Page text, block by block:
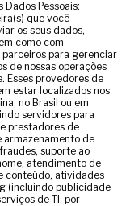
Pessoais:
que você
os seus dados,
como com
para gerenciar
de nossas operações
Esses provedores de
estar localizados nos
no Brasil ou em
servidores para
prestadores de
armazenamento de
suporte ao
atendimento de
conteúdo, atividades
(incluindo publicidade
de TI, por